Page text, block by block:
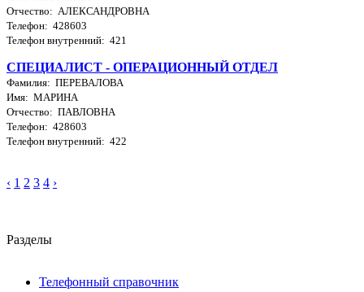
Отчество: АЛЕКСАНДРОВНА
Телефон: 428603
Телефон внутренний: 421
СПЕЦИАЛИСТ - ОПЕРАЦИОННЫЙ ОТДЕЛ
Фамилия: ПЕРЕВАЛОВА
Имя: МАРИНА
Отчество: ПАВЛОВНА
Телефон: 428603
Телефон внутренний: 422
‹ 1 2 3 4 ›
Разделы
Телефонный справочник